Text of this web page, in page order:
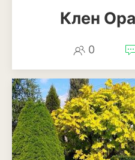
Тыква
Цветная капуста
Чеснок
Клен
0